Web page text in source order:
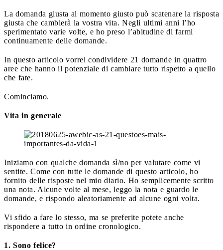
La domanda giusta al momento giusto può scatenare la risposta
giusta che cambierà la vostra vita. Negli ultimi anni l’ho
sperimentato varie volte, e ho preso l’abitudine di farmi
continuamente delle domande.
In questo articolo vorrei condividere 21 domande in quattro
aree che hanno il potenziale di cambiare tutto rispetto a quello
che fate.
Cominciamo.
Vita in generale
Iniziamo con qualche domanda sì/no per valutare come vi
sentite. Come con tutte le domande di questo articolo, ho
fornito delle risposte nel mio diario. Ho semplicemente scritto
una nota. Alcune volte al mese, leggo la nota e guardo le
domande, e rispondo aleatoriamente ad alcune ogni volta.
Vi sfido a fare lo stesso, ma se preferite potete anche
rispondere a tutto in ordine cronologico.
1. Sono felice?